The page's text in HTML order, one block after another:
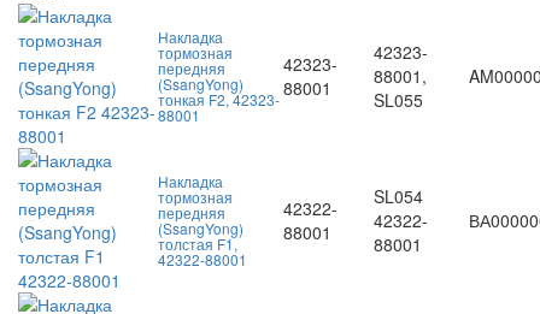
Накладка
тормозная
передняя
(SsangYong)
тонкая F2, 42323-
88001
42323-
88001
42323-
88001,
SL055
Накладка
тормозная
передняя
(SsangYong)
толстая F1,
42322-88001
42322-
88001
SL054
42322-
88001